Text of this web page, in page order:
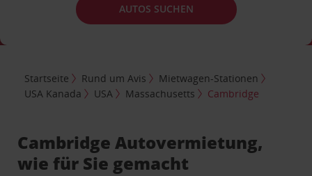
AUTOS SUCHEN
Startseite Rund um Avis
Mietwagen-Stationen
USA Kanada
USA Massachusetts Cambridge
Cambridge Autovermietung,
wie für Sie gemacht